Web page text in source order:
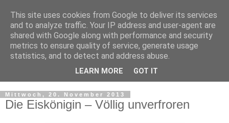
Mittwoch, 20. November 2013
Die Eiskönigin – Völlig unverfroren
This site uses cookies from Google to deliver its services
and to analyze traffic. Your IP address and user-agent are
shared with Google along with performance and security
metrics to ensure quality of service, generate usage
statistics, and to detect and address abuse.
LEARN MORE GOT IT